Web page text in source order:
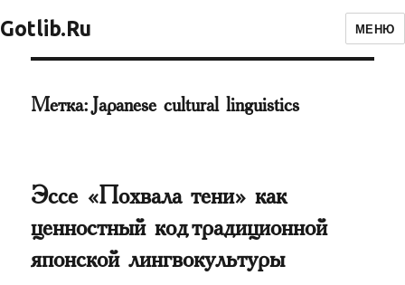
Gotlib.Ru МЕНЮ
Метка:Japanese cultural linguistics
Эссе «Похвала тени» как
ценностный код традиционной
японской лингвокультуры